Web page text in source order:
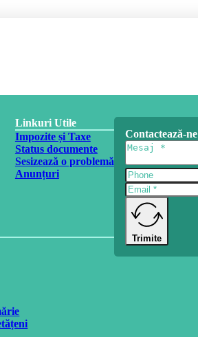
Linkuri Utile
Impozite și Taxe
Status documente
Sesizează o problemă
Anunțuri
Contactează-ne
Trimite